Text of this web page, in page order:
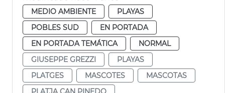
MEDIO AMBIENTE
PLAYAS
POBLES SUD
EN PORTADA
EN PORTADA TEMÁTICA
NORMAL
GIUSEPPE GREZZI
PLAYAS
PLATGES
MASCOTES
MASCOTAS